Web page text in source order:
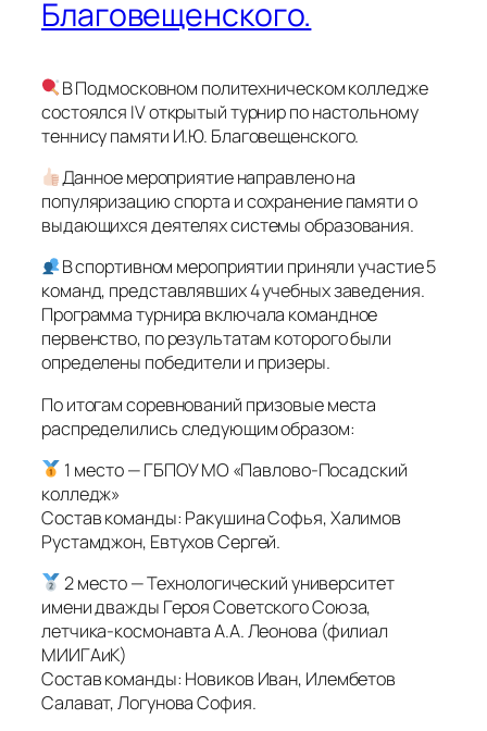
Благовещенского.
В Подмосковном политехническом колледже
состоялся IV открытый турнир по настольному
теннису памяти И.Ю. Благовещенского.
Данное мероприятие направлено на
популяризацию спорта и сохранение памяти о
выдающихся деятелях системы образования.
В спортивном мероприятии приняли участие 5
команд, представлявших 4 учебных заведения.
Программа турнира включала командное
первенство, по результатам которого были
определены победители и призеры.
По итогам соревнований призовые места
распределились следующим образом:
1 место — ГБПОУ МО «Павлово-Посадский
колледж»
Состав команды: Ракушина Софья, Халимов
Рустамджон, Евтухов Сергей.
2 место — Технологический университет
имени дважды Героя Советского Союза,
летчика-космонавта А.А. Леонова (филиал
МИИГАиК)
Состав команды: Новиков Иван, Илембетов
Салават, Логунова София.